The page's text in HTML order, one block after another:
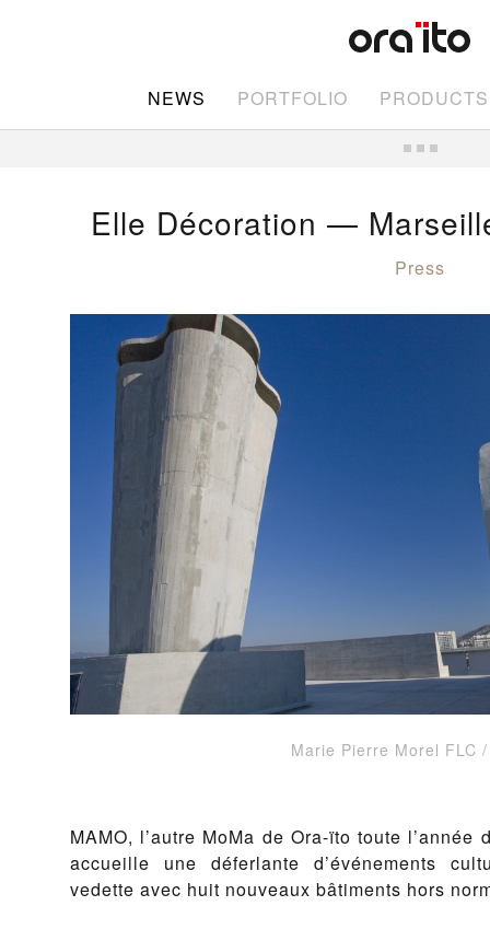
NEWS PORTFOLIO PRODUCTS
Elle Décoration —
Press
Marie Pierre Morel FLC /
MAMO, l’autre MoMa de Ora-ïto toute
accueille une déferlante d’événements
vedette avec huit nouveaux bâtiments hors